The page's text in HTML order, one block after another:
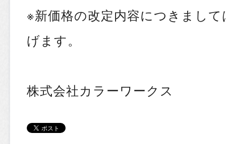
※新価格の改定内容につきまし
げます。
株式会社カラーワークス